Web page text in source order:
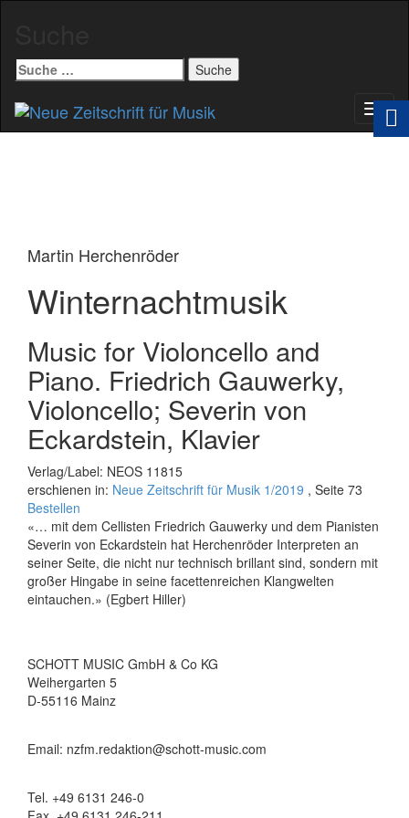
Suche
nach:
Martin Herchenröder
Winternachtmusik
Music for Violoncello and
Piano. Friedrich Gauwerky,
Violoncello; Severin von
Eckardstein, Klavier
Verlag/Label: NEOS 11815
erschienen in: Neue Zeitschrift für Musik 1/2019 , Seite 73
Bestellen
«… mit dem Cellisten Friedrich Gauwerky und dem Pianisten
Severin von Eckardstein hat Herchenröder Interpreten an
seiner Seite, die nicht nur technisch brillant sind, sondern mit
großer Hingabe in seine facetten­reichen Klangwelten
eintauchen.» (Egbert Hiller)
SCHOTT MUSIC GmbH & Co KG
Weihergarten 5
D-55116 Mainz
Email: nzfm.redaktion@schott-music.com
Tel. +49 6131 246-0